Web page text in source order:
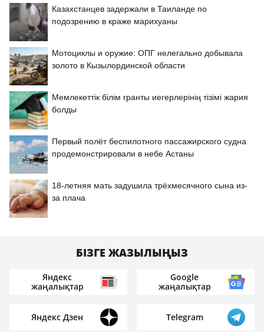
Казахстанцев задержали в Таиланде по
подозрению в краже марихуаны
Мотоциклы и оружие: ОПГ нелегально добывала
золото в Кызылординской области
Мемлекеттік білім гранты иегерлерінің тізімі жария
болды
Первый полёт беспилотного пассажирского судна
продемонстрировали в небе Астаны
18-летняя мать задушила трёхмесячного сына из-
за плача
БІЗГЕ ЖАЗЫЛЫҢЫЗ
Яндекс
жаңалықтар
Google
жаңалықтар
Яндекс Дзен Telegram